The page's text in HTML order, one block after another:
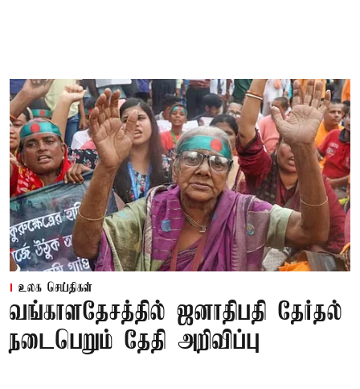
உலக செய்திகள்
வங்காளதேசத்தில் ஜனாதிபதி தேர்தல்
நடைபெறும் தேதி அறிவிப்பு